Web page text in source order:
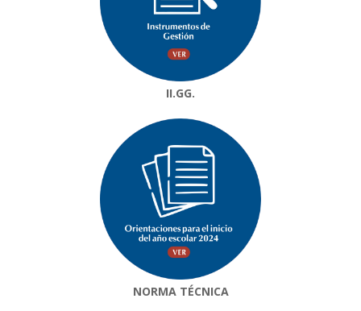
II.GG.
NORMA TÉCNICA